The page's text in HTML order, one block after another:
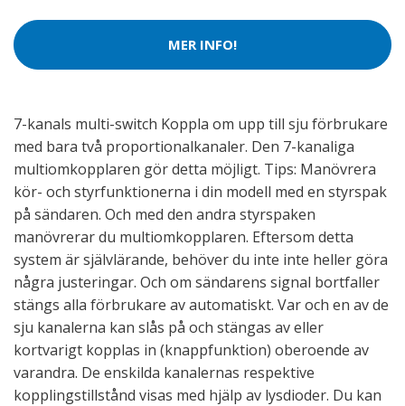
MER INFO!
7-kanals multi-switch Koppla om upp till sju förbrukare
med bara två proportionalkanaler. Den 7-kanaliga
multiomkopplaren gör detta möjligt. Tips: Manövrera
kör- och styrfunktionerna i din modell med en styrspak
på sändaren. Och med den andra styrspaken
manövrerar du multiomkopplaren. Eftersom detta
system är självlärande, behöver du inte inte heller göra
några justeringar. Och om sändarens signal bortfaller
stängs alla förbrukare av automatiskt. Var och en av de
sju kanalerna kan slås på och stängas av eller
kortvarigt kopplas in (knappfunktion) oberoende av
varandra. De enskilda kanalernas respektive
kopplingstillstånd visas med hjälp av lysdioder. Du kan